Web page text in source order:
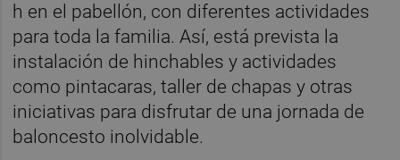
h en el pabellón, con diferentes actividades
para toda la familia. Así, está prevista la
instalación de hinchables y actividades
como pintacaras, taller de chapas y otras
iniciativas para disfrutar de una jornada de
baloncesto inolvidable.